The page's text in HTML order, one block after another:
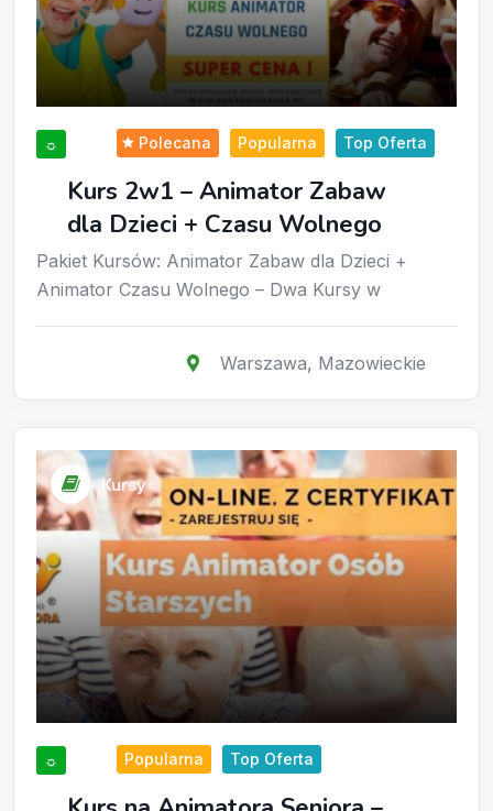
☼
Kurs 2w1 – Animator Zabaw
dla Dzieci + Czasu Wolnego
Polecana Popularna Top Oferta
Pakiet Kursów: Animator Zabaw dla Dzieci +
Animator Czasu Wolnego – Dwa Kursy w
Warszawa, Mazowieckie
Kursy
☼ Popularna Top Oferta